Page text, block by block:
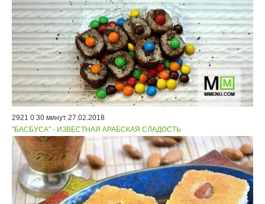
2921 0 30 минут 27.02.2018
"БАСБУСА" - ИЗВЕСТНАЯ АРАБСКАЯ СЛАДОСТЬ